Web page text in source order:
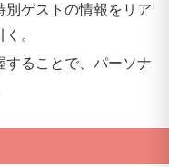
別ゲストの情報をリア
。
することで、パーソナ